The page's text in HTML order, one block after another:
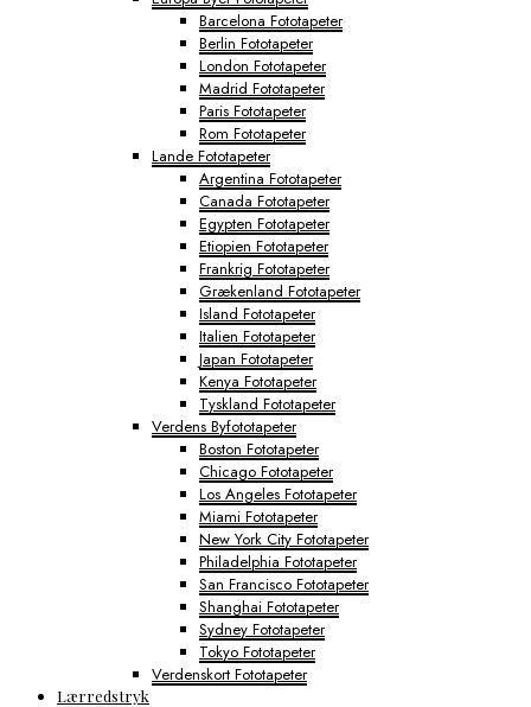
Barcelona Fototapeter
Berlin Fototapeter
London Fototapeter
Madrid Fototapeter
Paris Fototapeter
Rom Fototapeter
Lande Fototapeter
Argentina Fototapeter
Canada Fototapeter
Egypten Fototapeter
Etiopien Fototapeter
Frankrig Fototapeter
Grækenland Fototapeter
Island Fototapeter
Italien Fototapeter
Japan Fototapeter
Kenya Fototapeter
Tyskland Fototapeter
Verdens Byfototapeter
Boston Fototapeter
Chicago Fototapeter
Los Angeles Fototapeter
Miami Fototapeter
New York City Fototapeter
Philadelphia Fototapeter
San Francisco Fototapeter
Shanghai Fototapeter
Sydney Fototapeter
Tokyo Fototapeter
Verdenskort Fototapeter
Lærredstryk